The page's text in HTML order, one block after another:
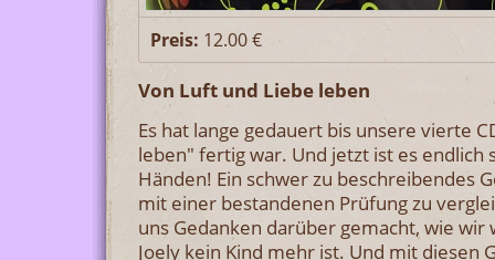
Preis: 12.00 €
Von Luft und Liebe leben
Es hat lange gedauert bis unsere vierte
leben" fertig war. Und jetzt ist es endlich
Händen! Ein schwer zu beschreibendes
mit einer bestandenen Prüfung zu
uns Gedanken darüber gemacht, wie
Joely kein Kind mehr ist. Und mit diesen